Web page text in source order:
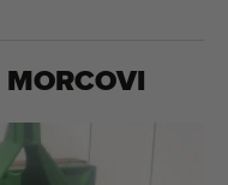
MORCOVI